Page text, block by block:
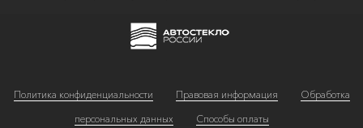
Политика конфиденциальности Правовая информация
Обработка
персональных данных
Способы оплаты